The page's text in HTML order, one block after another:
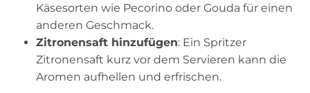
Käsesorten wie Pecorino oder Gouda für einen
anderen Geschmack.
Zitronensaft hinzufügen: Ein Spritzer
Zitronensaft kurz vor dem Servieren kann die
Aromen aufhellen und erfrischen.